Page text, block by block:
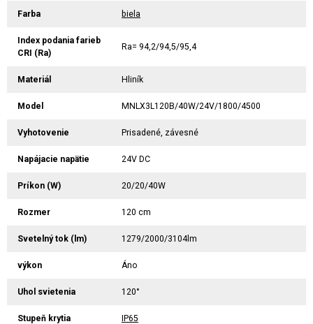
Farba biela
Index podania farieb
CRI (Ra)
Ra= 94,2/94,5/95,4
Materiál Hliník
Model MNLX3L120B/40W/24V/1800/4500
Vyhotovenie Prisadené, závesné
Napájacie napätie 24V DC
Príkon (W) 20/20/40W
Rozmer 120 cm
Svetelný tok (lm) 1279/2000/3104lm
výkon Áno
Uhol svietenia 120°
Stupeň krytia IP65